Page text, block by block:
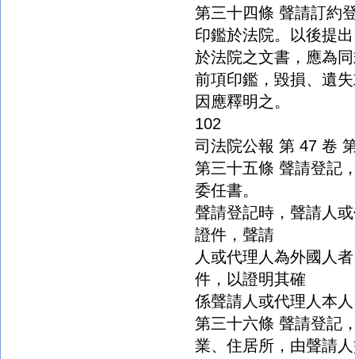
第三十四條 聲請訂約
印鑑於法院。以後提出
於法院之文書，應為
前項印鑑，毀損、遺
因應釋明之。
102
司法院公報 第 47 卷
第三十五條 聲請登記
委任書。
聲請登記時，聲請人
證件，聲請
人或代理人為外國人
件，以證明其確
係聲請人或代理人本
第三十六條 聲請登記
業、住居所，由聲請